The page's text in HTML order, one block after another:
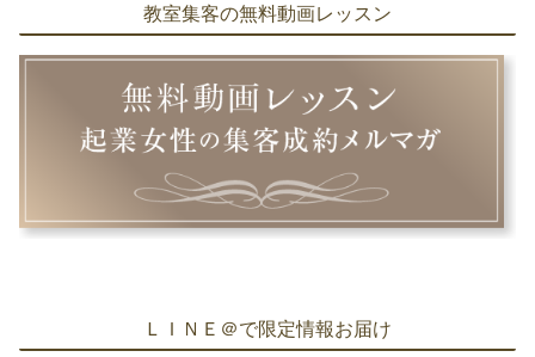
教室集客の無料動画レッスン
ＬＩＮＥ＠で限定情報お届け